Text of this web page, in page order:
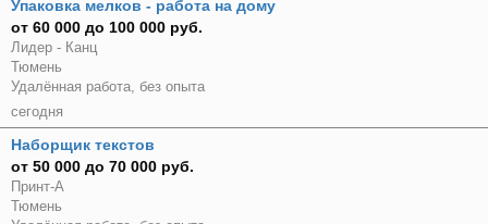
Упаковка мелков - работа на дому
от 60 000 до 100 000 руб.
Лидер - Канц
Тюмень
Удалённая работа, без опыта
сегодня
Наборщик текстов
от 50 000 до 70 000 руб.
Принт-А
Тюмень